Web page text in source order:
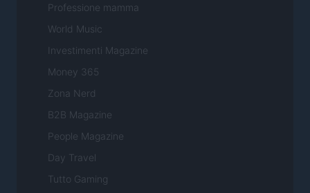
Professione mamma
World Music
Investimenti Magazine
Money 365
Zona Nerd
B2B Magazine
People Magazine
Day Travel
Tutto Gaming